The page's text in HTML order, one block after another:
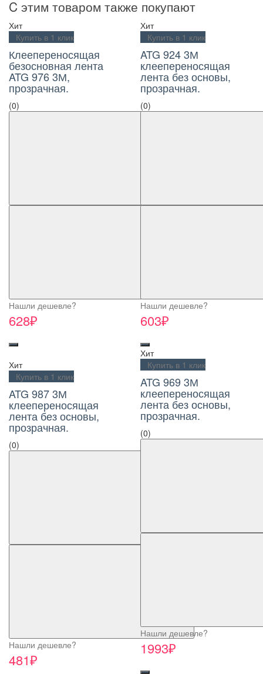
C этим товаром также покупают
Хит
Купить в 1 клик
Клеепереносящая
безосновная лента
ATG 976 3М,
прозрачная.
(0)
Нашли дешевле?
628₽
Хит
Купить в 1 клик
ATG 924 3М
клеепереносящая
лента без основы,
прозрачная.
(0)
Нашли дешевле?
603₽
Хит
Купить в 1 клик
ATG 987 3М
клеепереносящая
лента без основы,
прозрачная.
(0)
Нашли дешевле?
481₽
Хит
Купить в 1 клик
ATG 969 3М
клеепереносящая
лента без основы,
прозрачная.
(0)
Нашли дешевле?
1993₽